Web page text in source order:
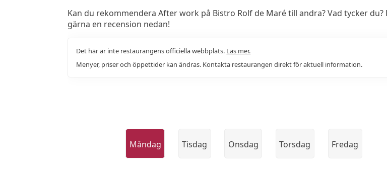
Kan du rekommendera After work på Bistro Rolf de Maré till andra? Vad tycker du?
gärna en recension nedan!
Det här är inte restaurangens officiella webbplats. Läs mer.
Menyer, priser och öppettider kan ändras. Kontakta restaurangen direkt för aktuell information.
Måndag Tisdag Onsdag Torsdag Fredag